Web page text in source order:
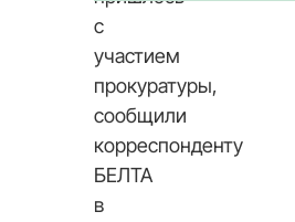
с
участием
прокуратуры,
сообщили
корреспонденту
БЕЛТА
в